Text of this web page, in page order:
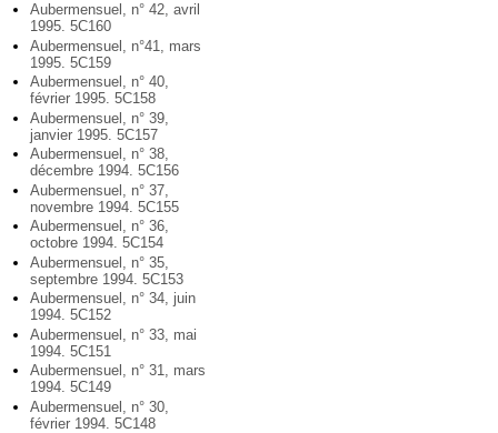
Aubermensuel, n° 42, avril
1995. 5C160
Aubermensuel, n°41, mars
1995. 5C159
Aubermensuel, n° 40,
février 1995. 5C158
Aubermensuel, n° 39,
janvier 1995. 5C157
Aubermensuel, n° 38,
décembre 1994. 5C156
Aubermensuel, n° 37,
novembre 1994. 5C155
Aubermensuel, n° 36,
octobre 1994. 5C154
Aubermensuel, n° 35,
septembre 1994. 5C153
Aubermensuel, n° 34, juin
1994. 5C152
Aubermensuel, n° 33, mai
1994. 5C151
Aubermensuel, n° 31, mars
1994. 5C149
Aubermensuel, n° 30,
février 1994. 5C148